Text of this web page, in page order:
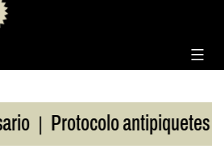
| Protocolo antipiquetes |